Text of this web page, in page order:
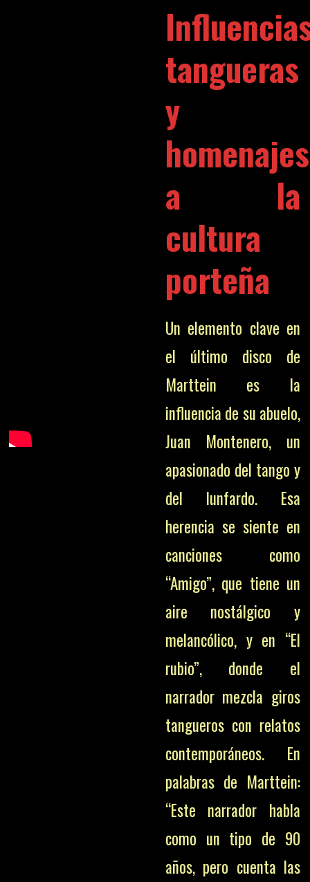
tangueras
y
homenajes
a la
cultura
porteña
Un elemento clave en
el último disco de
Marttein es la
influencia de su abuelo,
Juan Montenero, un
apasionado del tango y
del lunfardo. Esa
herencia se siente en
canciones como
“Amigo”, que tiene un
aire nostálgico y
melancólico, y en “El
rubio”, donde el
narrador mezcla giros
tangueros con relatos
contemporáneos. En
palabras de Marttein:
“Este narrador habla
como un tipo de 90
años, pero cuenta las